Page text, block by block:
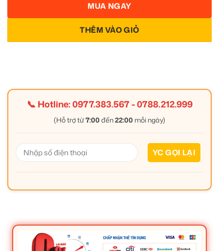
THÊM VÀO GIỎ
MUA NGAY
📞 Hotline:0977.383.567-0788.212.999
(Hỗ trợ từ7:00 đến22:00 mỗi ngày)